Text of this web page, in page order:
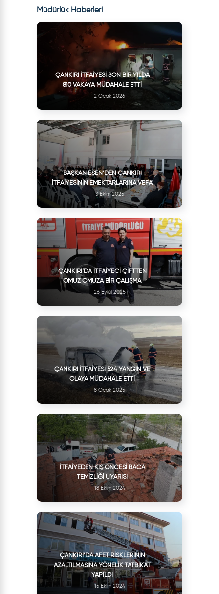
Müdürlük Haberleri
ÇANKIRI İTFAIYESI SON BIR YILDA
810 VAKAYA MÜDAHALE ETTI
2 Ocak 2026
BAŞKAN ESEN’DEN ÇANKIRI
İTFAIYESININ EMEKTARLARINA VEFA
3 Ekim 2025
ÇANKIRI’DA İTFAIYECI ÇIFTTEN
OMUZ OMUZA BIR ÇALIŞMA
26 Eylül 2025
ÇANKIRI İTFAIYESI 524 YANGIN VE
OLAYA MÜDAHALE ETTI
8 Ocak 2025
İTFAIYEDEN KIŞ ÖNCESI BACA
TEMIZLIĞI UYARISI
18 Ekim 2024
ÇANKIRI’DA AFET RISKLERININ
AZALTILMASINA YÖNELIK TATBIKAT
YAPILDI
15 Ekim 2024